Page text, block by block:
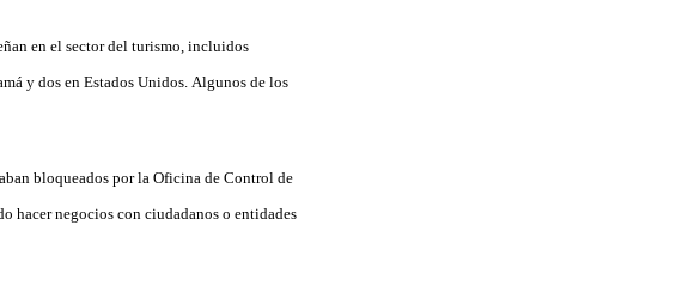
en el sector del turismo, incluidos
y dos en Estados Unidos. Algunos de los
bloqueados por la Oficina de Control de
hacer negocios con ciudadanos o entidades